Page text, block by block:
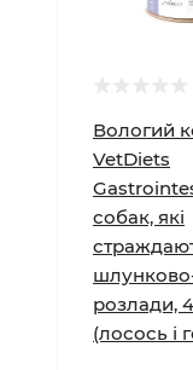
Вологий
VetDiets
собак, які
розлади,
(лосось і